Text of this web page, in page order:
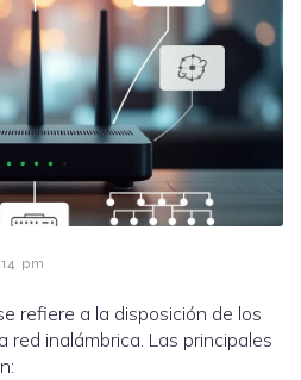
pm
refiere a la disposición de los
inalámbrica. Las principales